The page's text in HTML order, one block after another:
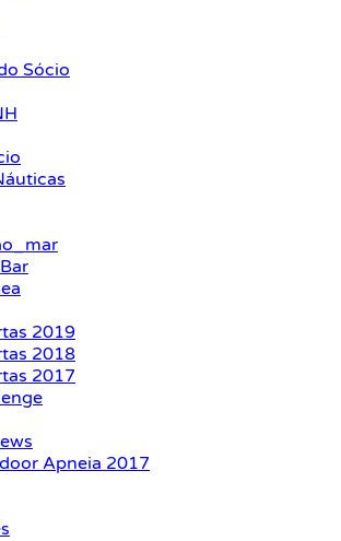
Sócio
2019
2018
2017
Apneia 2017